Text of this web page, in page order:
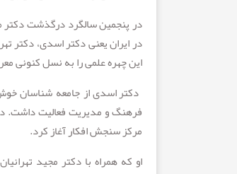
در پنجمین سالگرد درگذشت دکتر
در ایران یعنی دکتر اسدی، دکتر
این چهره علمی را به نسل کنونی
دکتر اسدی از جامعه شناسان خوش
فرهنگ و مدیریت فعالیت داشت.
مرکز سنجش افکار آغاز کرد.
او که همراه با دکتر مجید